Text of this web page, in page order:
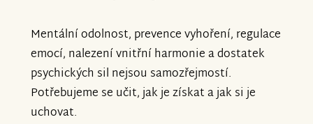
Mentální odolnost, prevence vyhoření, regulace
emocí, nalezení vnitřní harmonie a dostatek
psychických sil nejsou samozřejmostí.
Potřebujeme se učit, jak je získat a jak si je
uchovat.